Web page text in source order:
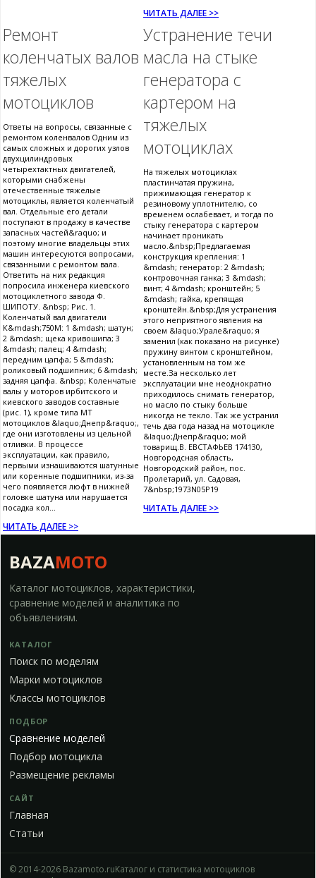
ЧИТАТЬ ДАЛЕЕ >>
Ремонт
коленчатых валов
тяжелых
мотоциклов
Ответы на вопросы, связанные с
ремонтом коленвалов Одним из
самых сложных и дорогих узлов
двухцилиндровых
четырехтактных двигателей,
которыми снабжены
отечественные тяжелые
мотоциклы, является коленчатый
вал. Отдельные его детали
поступают в продажу в качестве
запасных частей&raquo; и
поэтому многие владельцы этих
машин интересуются вопросами,
связанными с ремонтом вала.
Ответить на них редакция
попросила инженера киевского
мотоциклетного завода Ф.
ШИПОТУ. &nbsp; Рис. 1.
Коленчатый вал двигатели
К&mdash;750М: 1 &mdash; шатун;
2 &mdash; щека кривошипа; 3
&mdash; палец; 4 &mdash;
передним цапфа; 5 &mdash;
роликовый подшипник; 6 &mdash;
задняя цапфа. &nbsp; Коленчатые
валы у моторов ирбитского и
киевского заводов составные
(рис. 1), кроме типа МТ
мотоциклов &laquo;Днепр&raquo;,
где они изготовлены из цельной
отливки. В процессе
эксплуатации, как правило,
первыми изнашиваются шатунные
или коренные подшипники, из-за
чего появляется люфт в нижней
головке шатуна или нарушается
посадка кол...
ЧИТАТЬ ДАЛЕЕ >>
Устранение течи
масла на стыке
генератора с
картером на
тяжелых
мотоциклах
На тяжелых мотоциклах
пластинчатая пружина,
прижимающая генератор к
резиновому уплотнителю, со
временем ослабевает, и тогда по
стыку генератора с картером
начинает проникать
масло.&nbsp;Предлагаемая
конструкция крепления: 1
&mdash; генератор: 2 &mdash;
контровочная ганка; 3 &mdash;
винт; 4 &mdash; кронштейн; 5
&mdash; гайка, крепящая
кронштейн.&nbsp;Для устранения
этого неприятного явления на
своем &laquo;Урале&raquo; я
заменил (как показано на рисунке)
пружину винтом с кронштейном,
установленным на том же
месте.За несколько лет
эксплуатации мне неоднократно
приходилось снимать генератор,
но масло по стыку больше
никогда не текло. Так же устранил
течь два года назад на мотоцикле
&laquo;Днепр&raquo; мой
товарищ.В. ЕВСТАФЬЕВ 174130,
Новгородсная область,
Новгородский район, пос.
Пролетарий, ул. Садовая,
7&nbsp;1973N05P19
ЧИТАТЬ ДАЛЕЕ >>
BAZAMOTO
Каталог мотоциклов, характеристики,
сравнение моделей и аналитика по
объявлениям.
КАТАЛОГ
Поиск по моделям
Марки мотоциклов
Классы мотоциклов
ПОДБОР
Сравнение моделей
Подбор мотоцикла
Размещение рекламы
САЙТ
Главная
Статьи
© 2014-2026 Bazamoto.ruКаталог и статистика мотоциклов